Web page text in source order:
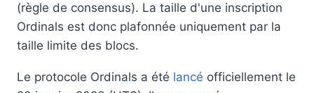
(règle de consensus). La taille d'une inscription
Ordinals est donc plafonnée uniquement par la
taille limite des blocs.
Le protocole Ordinals a été lancé officiellement le